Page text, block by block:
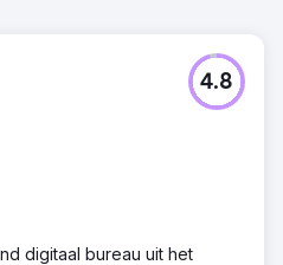
4.8
digitaal bureau uit het